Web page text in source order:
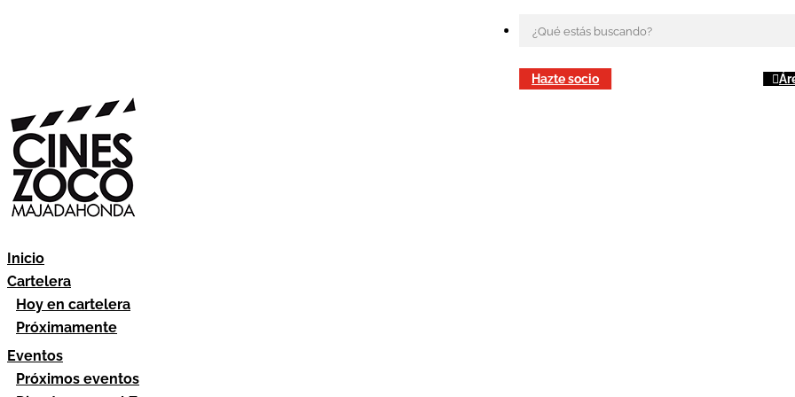
Hazte socio
Inicio
Cartelera
Hoy en cartelera
Próximamente
Eventos
Próximos eventos